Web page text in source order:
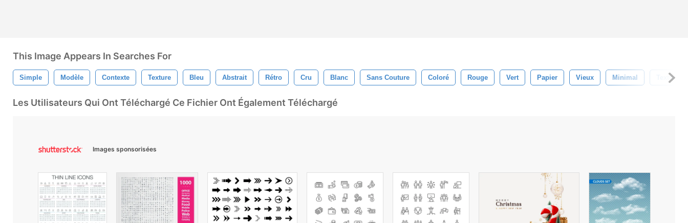
This Image Appears In Searches For
Simple Modèle Contexte Texture Bleu Abstrait Rétro Cru Blanc Sans Couture Coloré Rouge Vert Papier Vieux Minimal Textures
Les Utilisateurs Qui Ont Téléchargé Ce Fichier Ont Également Téléchargé
Images sponsorisées